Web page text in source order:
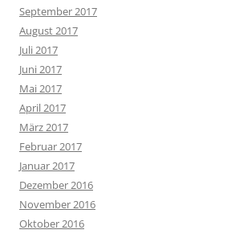
September 2017
August 2017
Juli 2017
Juni 2017
Mai 2017
April 2017
März 2017
Februar 2017
Januar 2017
Dezember 2016
November 2016
Oktober 2016